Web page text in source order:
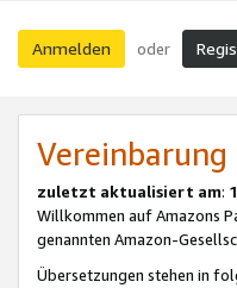
Anmelden oder
zuletzt aktualisiert am:
Willkommen auf Amazons
genannten Amazon-
Übersetzungen stehen in